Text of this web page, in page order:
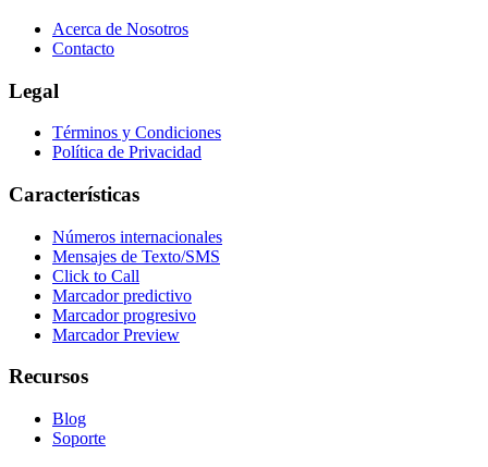
Acerca de Nosotros
Contacto
Legal
Términos y Condiciones
Política de Privacidad
Características
Números internacionales
Mensajes de Texto/SMS
Click to Call
Marcador predictivo
Marcador progresivo
Marcador Preview
Recursos
Blog
Soporte